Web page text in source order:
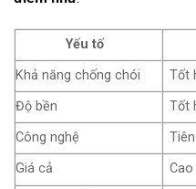
Yếu tố
Khả năng chống chói
Tốt
Độ bền
Tốt
Công nghệ
Giá cả
Cao